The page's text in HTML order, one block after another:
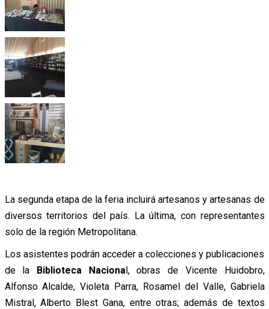
La segunda etapa de la feria incluirá artesanos y artesanas de
diversos territorios del país. La última, con representantes
solo de la región Metropolitana.
Los asistentes podrán acceder a colecciones y publicaciones
de la Biblioteca Nacional, obras de Vicente Huidobro,
Alfonso Alcalde, Violeta Parra, Rosamel del Valle, Gabriela
Mistral, Alberto Blest Gana, entre otras; además de textos